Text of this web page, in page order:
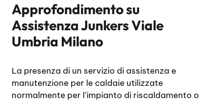
Approfondimento su
Assistenza Junkers Viale
Umbria Milano
La presenza di un servizio di assistenza e
manutenzione per le caldaie utilizzate
normalmente per l’impianto di riscaldamento o